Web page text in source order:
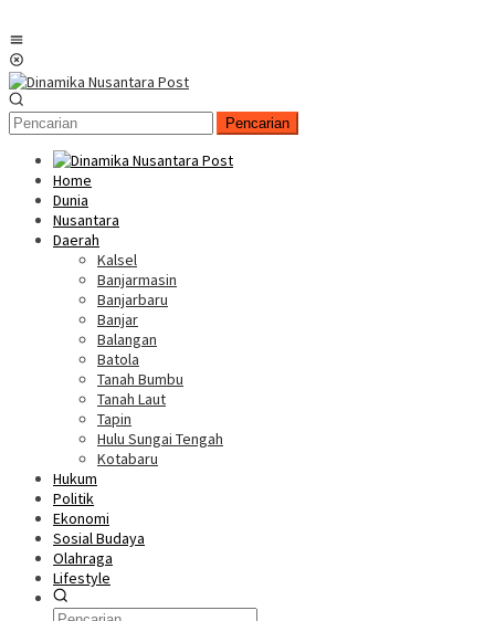
Pencarian
Home
Dunia
Nusantara
Daerah
Kalsel
Banjarmasin
Banjarbaru
Banjar
Balangan
Batola
Tanah Bumbu
Tanah Laut
Tapin
Hulu Sungai Tengah
Kotabaru
Hukum
Politik
Ekonomi
Sosial Budaya
Olahraga
Lifestyle